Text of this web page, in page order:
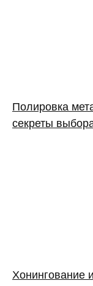
Полировка
секреты
Хонингование